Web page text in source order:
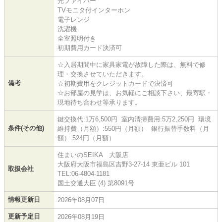
TVモニタ付インターホン
電子レンジ
洗濯機
全室照明付き
初期費用カード決済可
備考
☆入居期間中に家具家電が故障した際は、無料で修
理・交換させていただきます。
☆初期費用をクレジットカードで決済可
☆お部屋の見学は、お気軽にご相談下さい、最寄駅・
現地待ち合わせ等承ります。
条件(その他)
鍵交換代:1万6,500円 室内清掃費用:5万2,250円 環境
維持費（月額）:550円（月額） 銀行振替手数料（月
額）:524円（月額）
取扱会社
住まいのSEIKA 大阪店
大阪府大阪市福島区吉野3-27-14 東亜ビル 101
TEL:06-4804-1181
国土交通大臣 (4) 第8091号
情報更新日 2026年08月07日
更新予定日 2026年08月19日